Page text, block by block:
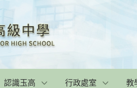
認識玉高 行政處室 教